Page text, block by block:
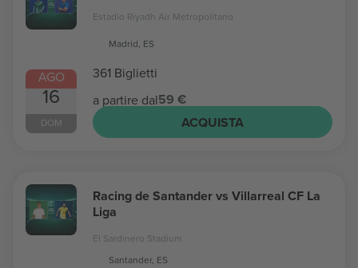
AGO
16
DOM
Estadio Riyadh Air Metropolitano
Madrid, ES
361 Biglietti
a partire dal59 €
ACQUISTA
Racing de Santander vs Villarreal CF La
Liga
El Sardinero Stadium
Santander, ES